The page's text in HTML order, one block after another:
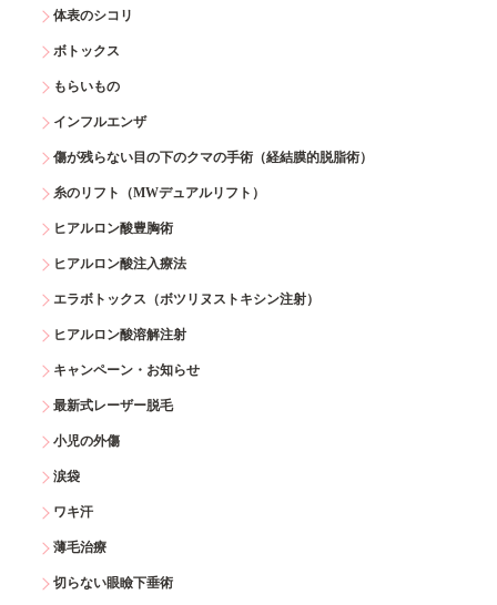
体表のシコリ
ボトックス
もらいもの
インフルエンザ
傷が残らない目の下のクマの手術（経結膜的脱脂術）
糸のリフト（MWデュアルリフト）
ヒアルロン酸豊胸術
ヒアルロン酸注入療法
エラボトックス（ボツリヌストキシン注射）
ヒアルロン酸溶解注射
キャンペーン・お知らせ
最新式レーザー脱毛
小児の外傷
涙袋
ワキ汗
薄毛治療
切らない眼瞼下垂術